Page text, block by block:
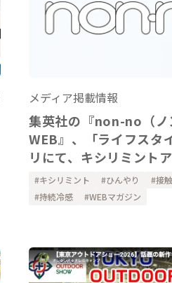
メディア掲載情報
集英社の『non-no（ノ
WEB』、「ライフスタ
リにて、キシリミント
ー、ハンドカバーをご
ました。
キシリミント ひんやり
接
持続冷感
WEBマガジン